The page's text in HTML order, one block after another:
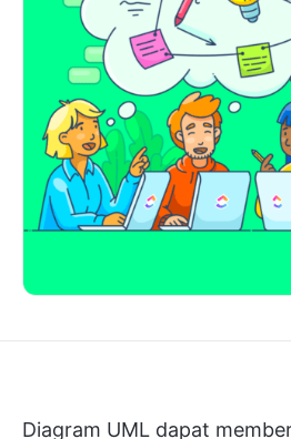
Diagram UML dapat